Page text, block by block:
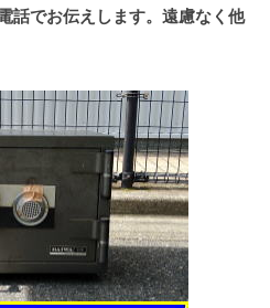
話でお伝えします。遠慮なく他